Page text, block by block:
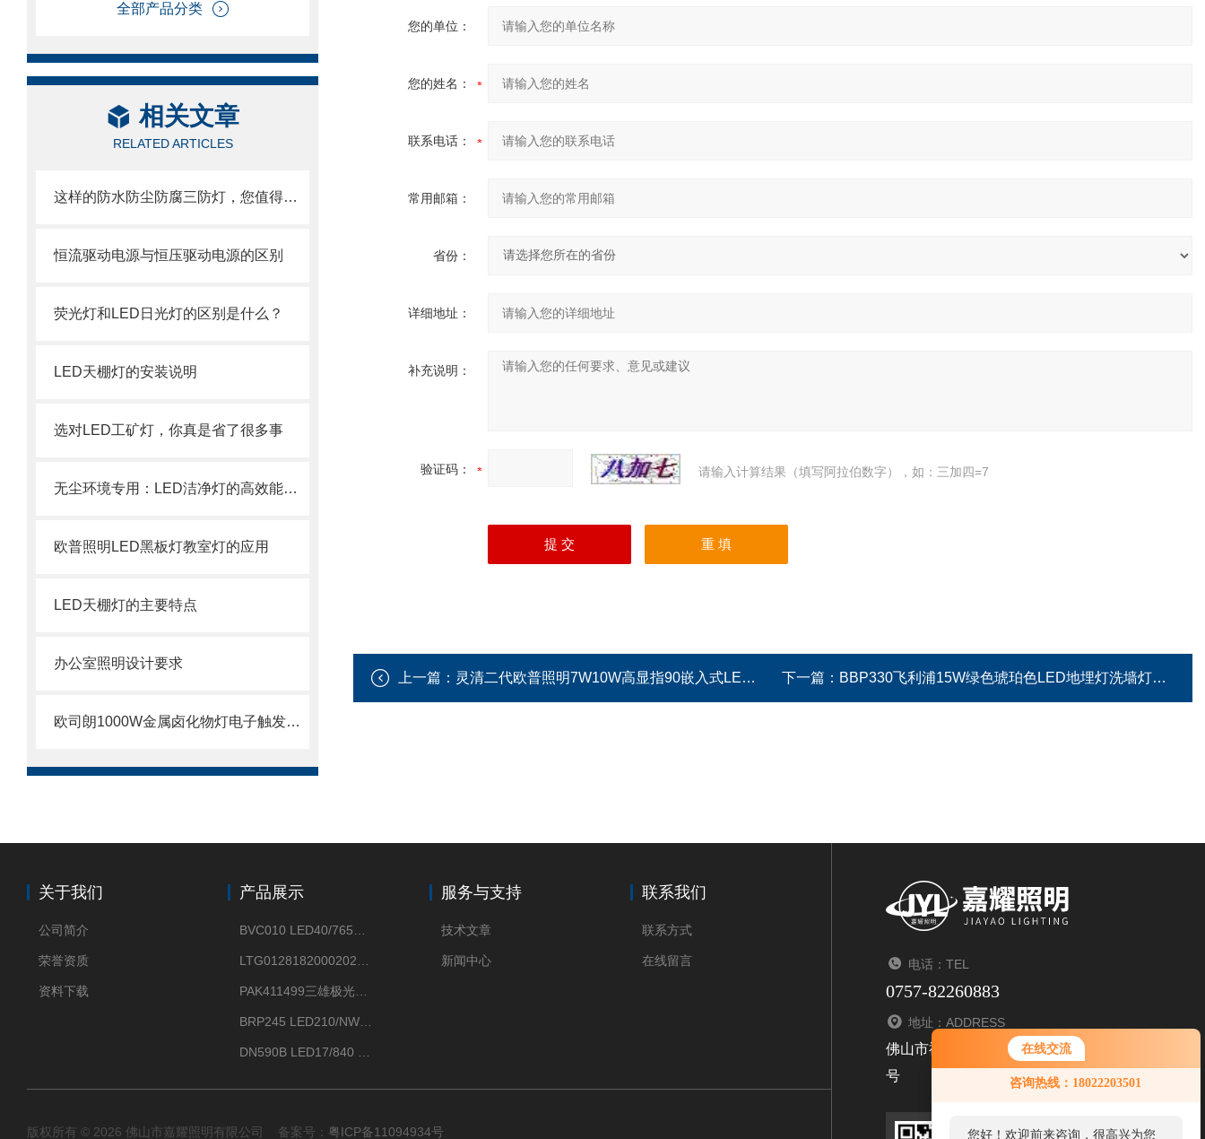
在线交流
咨询热线：18022203501
您好！欢迎前来咨询，很高兴为您
全部产品分类
相关文章
RELATED ARTICLES
这样的防水防尘防腐三防灯，您值得拥有
恒流驱动电源与恒压驱动电源的区别
荧光灯和LED日光灯的区别是什么？
LED天棚灯的安装说明
选对LED工矿灯，你真是省了很多事
无尘环境专用：LED洁净灯的高效能与长寿命特性
欧普照明LED黑板灯教室灯的应用
LED天棚灯的主要特点
办公室照明设计要求
欧司朗1000W金属卤化物灯电子触发器应用范围分析
您的单位：
您的姓名：
联系电话：
常用邮箱：
省份：
详细地址：
补充说明：
验证码： 请输入计算结果（填写阿拉伯数字），如：三加四=7
上一篇： 灵清二代欧普照明7W10W高显指90嵌入式LED天花射灯 下一篇： BBP330飞利浦15W绿色琥珀色LED地埋灯洗墙灯
关于我们
公司简介
荣誉资质
资料下载
产品展示 服务与支持
技术文章
新闻中心
联系我们
联系方式
在线留言
版权所有 © 2026 佛山市嘉耀照明有限公司 备案号： 粤ICP备11094934号
电话：TEL
0757-82260883
地址：ADDRESS
佛山市禅城区张槎青柯乐俊装饰材料城3座首层1
号